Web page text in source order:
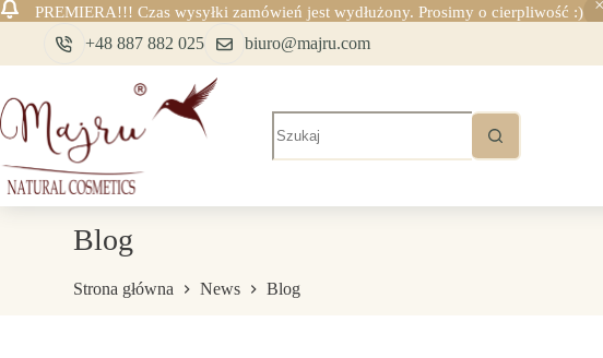
PREMIERA!!! Czas wysyłki zamówień jest wydłużony. Prosimy o cierpliwość :)
treści
+48 887 882 025 biuro@majru.com
Brak
wyników
Blog
Strona główna News Blog